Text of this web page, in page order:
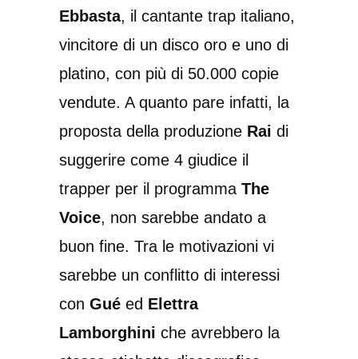
Ebbasta, il cantante trap italiano,
vincitore di un disco oro e uno di
platino, con più di 50.000 copie
vendute. A quanto pare infatti, la
proposta della produzione Rai di
suggerire come 4 giudice il
trapper per il programma The
Voice, non sarebbe andato a
buon fine. Tra le motivazioni vi
sarebbe un conflitto di interessi
con Gué ed Elettra
Lamborghini che avrebbero la